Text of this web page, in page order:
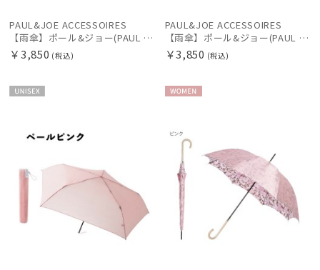
PAUL&JOE ACCESSOIRES
【雨傘】ポール&ジョー(PAUL & JOE ACCESSOIRES) クリザンテーム 長傘【公式ムーンバット】 レディース 花 UV加工 グラス骨
￥3,850 (税込)
PAUL&JOE ACCESSOIRES
【雨傘】ポール&ジョー(PAUL & JOE ACCESSOIRES) クリザンテーム 折りたたみ傘 5段ミニ【公式ムーンバット】 レディース 花 UV加工 ポーチ スタイル グラス骨
￥3,850 (税込)